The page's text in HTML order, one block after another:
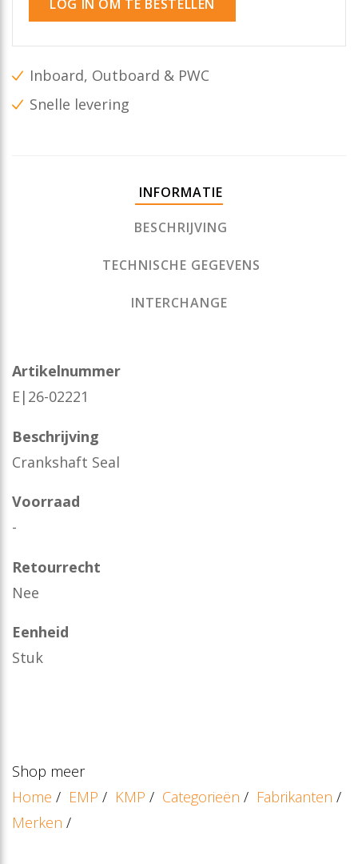
LOG IN OM TE BESTELLEN
Inboard, Outboard & PWC
Snelle levering
INFORMATIE
BESCHRIJVING
TECHNISCHE GEGEVENS
INTERCHANGE
Artikelnummer
E|26-02221
Beschrijving
Crankshaft Seal
Voorraad
-
Retourrecht
Nee
Eenheid
Stuk
Shop meer
Home / EMP / KMP / Categorieën / Fabrikanten /
Merken /